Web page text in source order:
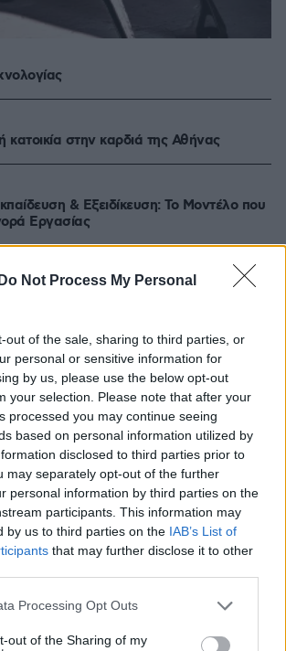
Do Not Process My Personal
out of the sale, sharing to third parties, or
personal or sensitive information for
by us, please use the below opt-out
your selection. Please note that after your
processed you may continue seeing
based on personal information utilized by
disclosed to third parties prior to
may separately opt-out of the further
personal information by third parties on the
participants. This information may
by us to third parties on the IAB’s List of
that may further disclose it to other
this website/app uses one or more Google
visit or usage behaviour. You may click to
Processing Opt Outs
out of the Sharing of my
κατοικία στην καρδιά της Αθήνας
& Εξειδίκευση: Το Mοντέλο που
Eργασίας
της που σκοτώθηκαν στο τροχαίο
μαζί για δουλειά, το ΙΧ τους
φορτηγό
αυτοκινήτων στην Ελλάδα
ατόμων κατά τη διάρκεια του
αγώνα στο ΟΑΚΑ την Τετάρτη
καλοκαιριού αυτά τα ζώδια θα
αγάπη
να γνωρίζουμε για το προζύμι, τη